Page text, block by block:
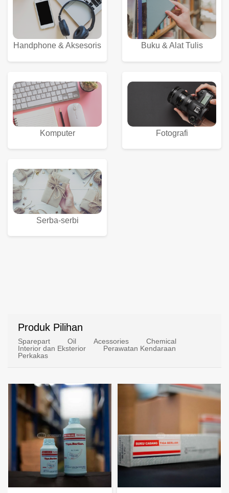
Handphone & Aksesoris Buku & Alat Tulis
Komputer Fotografi
Serba-serbi
Produk Pilihan
Sparepart Oil Acessories
Chemical
Interior dan Eksterior
Perawatan Kendaraan
Perkakas